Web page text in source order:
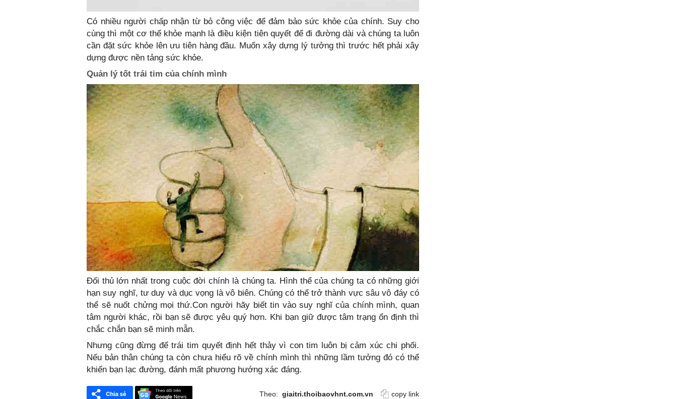
Có nhiều người chấp nhận từ bỏ công việc để đảm bảo sức khỏe của chính. Suy cho
cùng thì một cơ thể khỏe mạnh là điều kiện tiên quyết để đi đường dài và chúng ta luôn
cần đặt sức khỏe lên ưu tiên hàng đầu. Muốn xây dựng lý tưởng thì trước hết phải xây
dựng được nền tảng sức khỏe.
Quản lý tốt trái tim của chính mình
Đối thủ lớn nhất trong cuộc đời chính là chúng ta. Hình thể của chúng ta có những giới
hạn suy nghĩ, tư duy và dục vọng là vô biên. Chúng có thể trở thành vực sâu vô đáy có
thể sẽ nuốt chửng mọi thứ.Con người hãy biết tin vào suy nghĩ của chính mình, quan
tâm người khác, rồi bạn sẽ được yêu quý hơn. Khi bạn giữ được tâm trạng ổn định thì
chắc chắn bạn sẽ minh mẫn.
Nhưng cũng đừng để trái tim quyết định hết thảy vì con tim luôn bị cảm xúc chi phối.
Nếu bản thân chúng ta còn chưa hiểu rõ về chính mình thì những lầm tưởng đó có thể
khiến bạn lạc đường, đánh mất phương hướng xác đáng.
Theo: giaitri.thoibaovhnt.com.vn copy link